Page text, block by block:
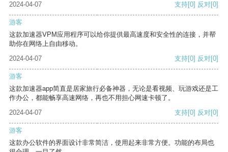
2024-04-07 支持[0] 反对[0]
游客
这款加速器VPM应用程序可以给你提供最高速度和安全性的连接，并帮
助你在网络上自由移动。
2024-04-07
支持[0] 反对[0]
游客
这款加速器app简直是居家旅行必备神器，无论是看视频、玩游戏还是工
作办公，都能畅享高速网络，再也不用担心网速卡顿了。
2024-04-07
支持[0] 反对[0]
游客
这款办公软件的界面设计非常简洁，使用起来非常方便。功能的布局也